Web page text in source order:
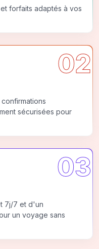
forfaits adaptés à vos
02
sécurisées pour
03
7j/7 et d'un
un voyage sans